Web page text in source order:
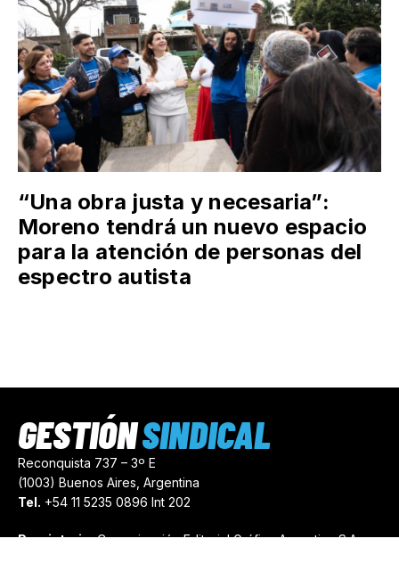
“Una obra justa y necesaria”:
Moreno tendrá un nuevo espacio
para la atención de personas del
espectro autista
Reconquista 737 – 3º E
(1003) Buenos Aires, Argentina
Tel. +54 11 5235 0896 Int 202
Propietario:Comunicación Editorial Gráfica Argentina S.A.
GESTIÓNSINDICAL